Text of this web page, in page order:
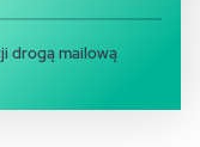
drogą mailową